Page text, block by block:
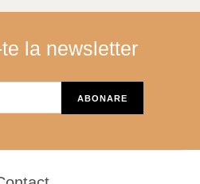
la newsletter